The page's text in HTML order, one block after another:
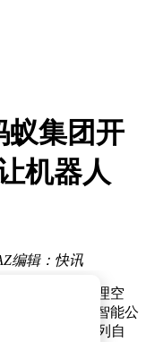
蚁集团开
机器人
编辑：快讯
样精准感知物理空
团旗下的具身智能公
家族。这一系列自